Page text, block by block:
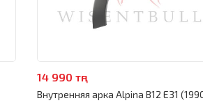
14 990 тңг
Внутренняя арка Alpina B12 E31